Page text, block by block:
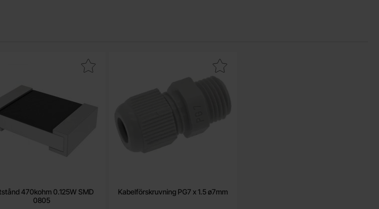
som favorit
470kohm 0.125W SMD
0805
motstånd 470kohm 0.125W SMD 0805 som favorit
Kabelförskruvning PG7 x 1.5 ø7mm
Makera kabelförskruvning PG7 x 1.5 ø7mm som favorit